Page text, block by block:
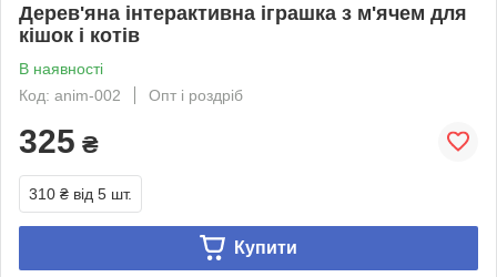
Дерев'яна інтерактивна іграшка з м'ячем для
кішок і котів
В наявності
Код: anim-002
Опт і роздріб
325 ₴
310 ₴ від 5 шт.
Купити